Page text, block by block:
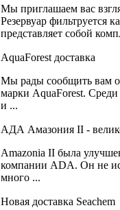
Мы приглашаем вас
Резервуар фильтруется
представляет собой
AquaForest доставка
Мы рады сообщить вам о
марки AquaForest.
и ...
АДА Амазония II -
Amazonia II была
компании ADA. Он не
много ...
Новая доставка Seachem